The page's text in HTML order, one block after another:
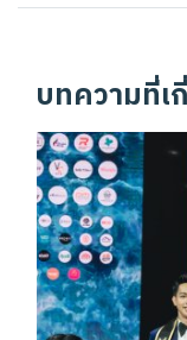
บทความที่เ